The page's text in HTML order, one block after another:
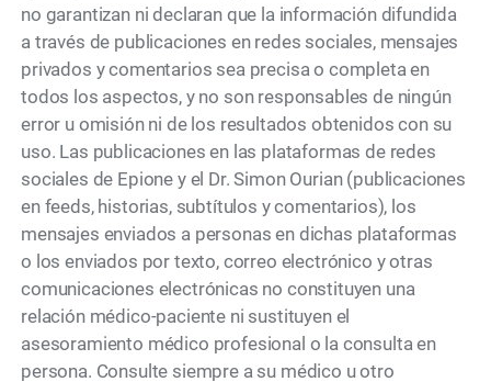
no garantizan ni declaran que la información difundida
a través de publicaciones en redes sociales, mensajes
privados y comentarios sea precisa o completa en
todos los aspectos, y no son responsables de ningún
error u omisión ni de los resultados obtenidos con su
uso. Las publicaciones en las plataformas de redes
sociales de Epione y el Dr. Simon Ourian (publicaciones
en feeds, historias, subtítulos y comentarios), los
mensajes enviados a personas en dichas plataformas
o los enviados por texto, correo electrónico y otras
comunicaciones electrónicas no constituyen una
relación médico-paciente ni sustituyen el
asesoramiento médico profesional o la consulta en
persona. Consulte siempre a su médico u otro